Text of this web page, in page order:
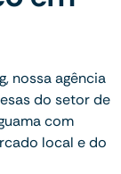
nossa agência
do setor de
com
local e do